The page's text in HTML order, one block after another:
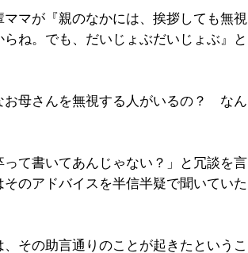
マが『親のなかには、挨拶しても無視
ね。でも、だいじょぶだいじょぶ』と
お母さんを無視する人がいるの？ なん
て書いてあんじゃない？」と冗談を言
のアドバイスを半信半疑で聞いていた
その助言通りのことが起きたというこ